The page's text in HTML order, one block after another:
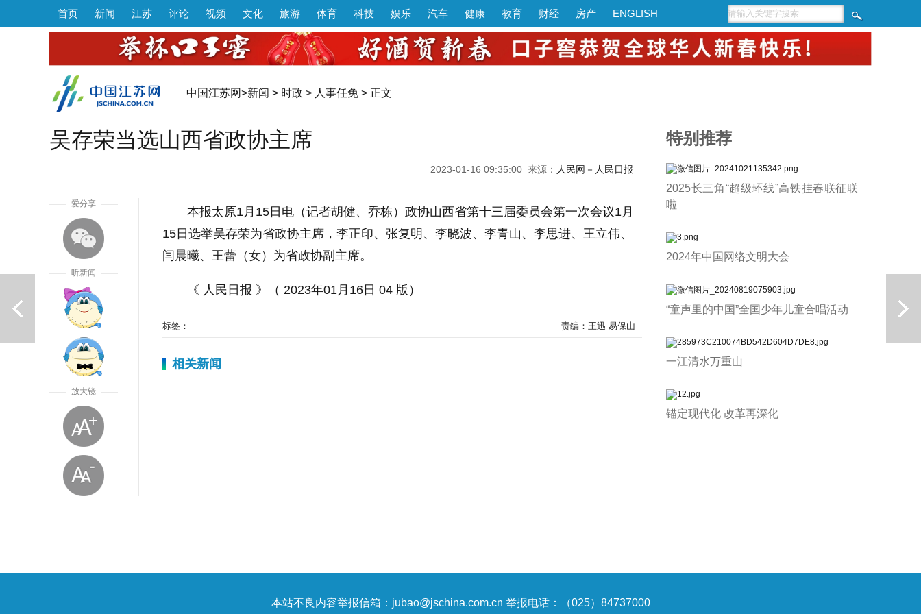
首页 新闻 江苏 评论 视频 文化 旅游 体育 科技 娱乐 汽车 健康 教育 财经 房产 ENGLISH
中国江苏网>新闻 > 时政 > 人事任免 > 正文
吴存荣当选山西省政协主席
2023-01-16 09:35:00 来源： 人民网－人民日报
爱分享
听新闻
放大镜
本报太原1月15日电（记者胡健、乔栋）政协山西省第十三届委员会第一次会议1月
15日选举吴存荣为省政协主席，李正印、张复明、李晓波、李青山、李思进、王立伟、
闫晨曦、王蕾（女）为省政协副主席。
《 人民日报 》（ 2023年01月16日 04 版）
标签： 责编：王迅 易保山
相关新闻
特别推荐
2025长三角“超级环线”高铁挂春联征联
啦
2024年中国网络文明大会
“童声里的中国”全国少年儿童合唱活动
一江清水万重山
锚定现代化 改革再深化
本站不良内容举报信箱：jubao@jschina.com.cn 举报电话：（025）84737000